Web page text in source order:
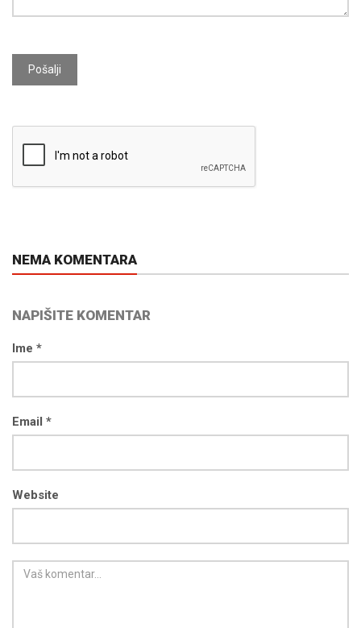
Pošalji
NEMA KOMENTARA
NAPIŠITE KOMENTAR
Ime *
Email *
Website